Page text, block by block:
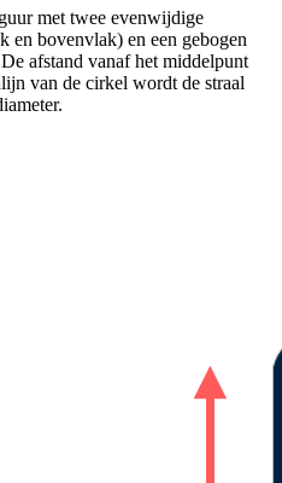
met twee evenwijdige
bovenvlak) en een gebogen
afstand vanaf het middelpunt
van de cirkel wordt de straal